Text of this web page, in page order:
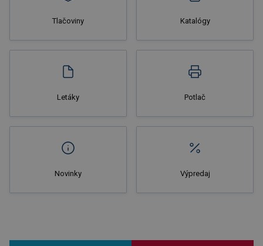
Tlačoviny Katalógy
Letáky Potlač
Novinky Výpredaj